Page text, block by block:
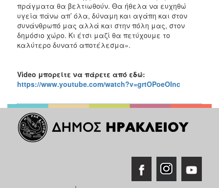
πράγματα θα βελτιωθούν. Θα ήθελα να ευχηθώ
υγεία πάνω απ’ όλα, δύναμη και αγάπη και στον
συνάνθρωπό μας αλλά και στην πόλη μας, στον
δημόσιο χώρο. Κι έτσι μαζί θα πετύχουμε το
καλύτερο δυνατό αποτέλεσμα».
Video μπορείτε να πάρετε από εδώ:
https://www.youtube.com/watch?v=grtOPoeOInc